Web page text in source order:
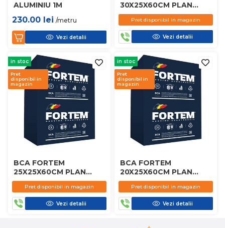
ALUMINIU 1M
230.00 lei /metru
Vezi detalii
30X25X60CM PLAN
D450
Pret disponibil in magazin
Vezi detalii
in stoc
Pret
disponibil in
magazin
BCA FORTEM
25X25X60CM PLAN
D450
Pret disponibil in magazin
Vezi detalii
in stoc
Pret
disponibil in
magazin
BCA FORTEM
20X25X60CM PLAN
D450
Pret disponibil in magazin
Vezi detalii